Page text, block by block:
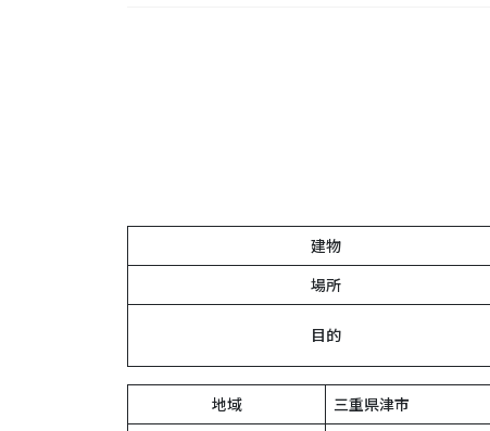
建物
場所
目的
地域
三重県津市